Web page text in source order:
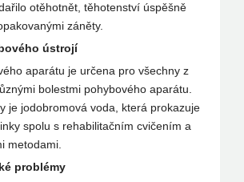
otěhotnět, těhotenství úspěšně
záněty.
ústrojí
aparátu je určena pro všechny z
bolestmi pohybového aparátu.
je jodobromová voda, která prokazuje
spolu s rehabilitačním cvičením a
metodami.
problémy